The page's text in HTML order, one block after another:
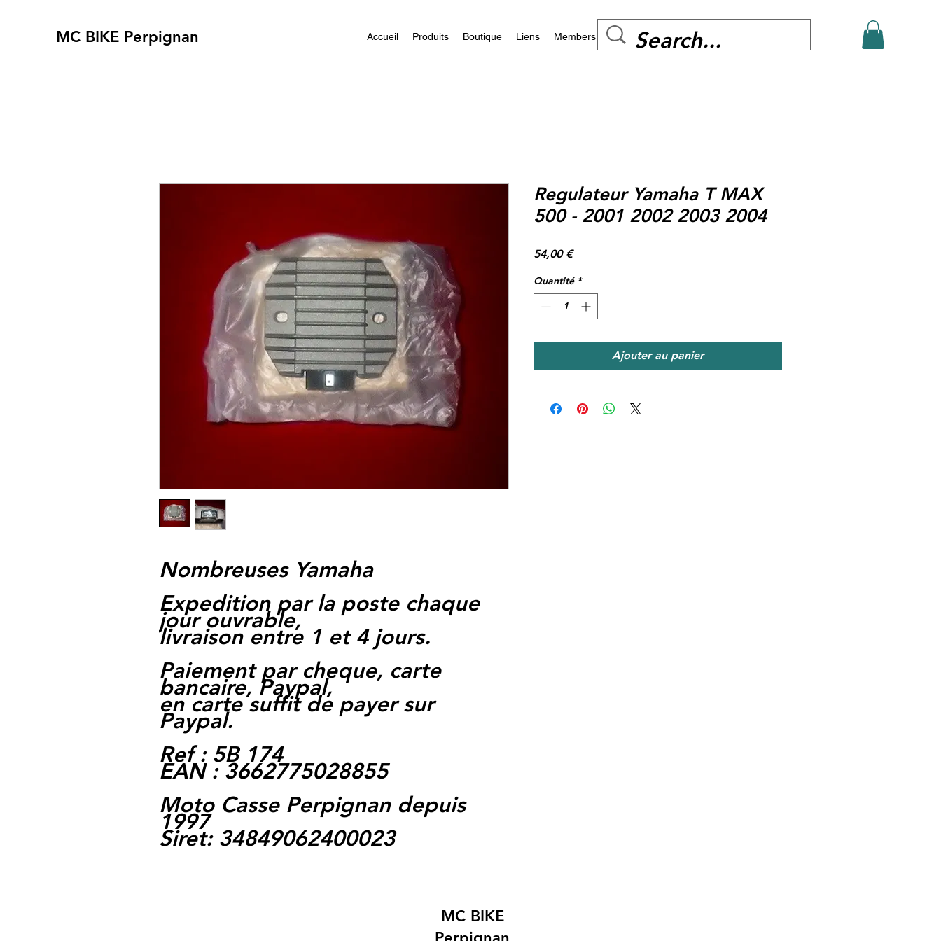
MC BIKE Perpignan Accueil Produits Boutique Liens Members
Nombreuses Yamaha
Expedition par la poste chaque
jour ouvrable,
livraison entre 1 et 4 jours.
Paiement par cheque, carte
bancaire, Paypal,
en carte suffit de payer sur
Paypal.
Ref : 5B 174
EAN : 3662775028855
Moto Casse Perpignan depuis
1997
Siret: 34849062400023
Regulateur Yamaha T MAX
500 - 2001 2002 2003 2004
54,00 €Prix
Quantité *
Ajouter au panier
MC BIKE